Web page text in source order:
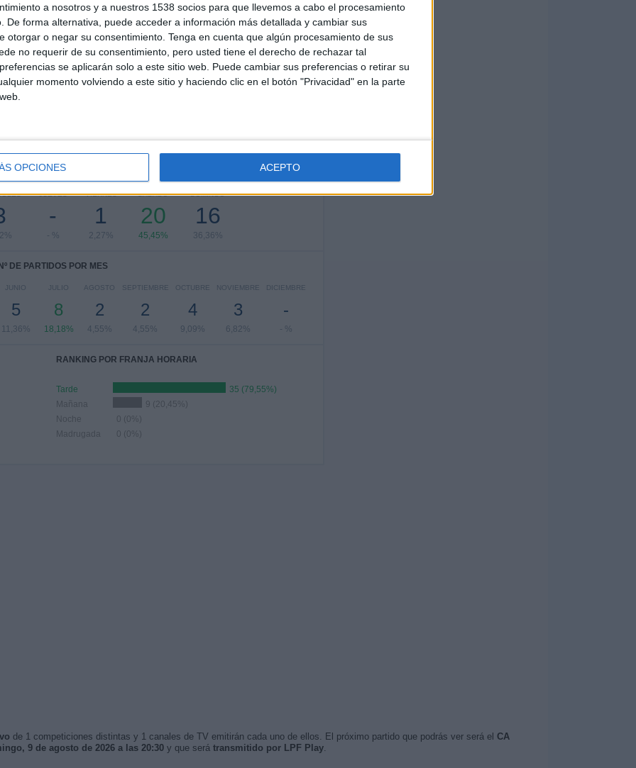
a nosotros y a nuestros 1538 socios para que llevemos a cabo el procesamiento
De forma alternativa, puede acceder a información más detallada y cambiar sus
otorgar o negar su consentimiento. Tenga en cuenta que algún procesamiento de sus
no requerir de su consentimiento, pero usted tiene el derecho de rechazar tal
se aplicarán solo a este sitio web. Puede cambiar sus preferencias o retirar su
momento volviendo a este sitio y haciendo clic en el botón "Privacidad" en la parte
OPCIONES ACEPTO
RANKING POR COMPETICIONES
Primera Nacional Argentina
42 (95,45%)
Copa Argentina
2 (4,55%)
POR DÍA DE LA SEMANA
JUEVES
-
- %
VIERNES
1
2,27%
SÁBADO
20
45,45%
DOMINGO
16
36,36%
Nº DE PARTIDOS POR MES
JUNIO
5
11,36%
JULIO
8
18,18%
AGOSTO
2
4,55%
SEPTIEMBRE
2
4,55%
OCTUBRE
4
9,09%
NOVIEMBRE
3
6,82%
DICIEMBRE
-
- %
RANKING POR FRANJA HORARIA
Tarde
35 (79,55%)
Mañana
9 (20,45%)
Noche
0 (0%)
Madrugada
0 (0%)
de 1 competiciones distintas y 1 canales de TV emitirán cada uno de ellos. El próximo partido que podrás ver será el CA
9 de agosto de 2026 a las 20:30y que será transmitido por LPF Play.